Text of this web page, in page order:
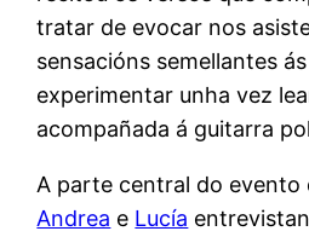
tratar de evocar nos
sensacións semellantes
experimentar unha vez
acompañada á guitarra
A parte central do evento
Andrea e Lucía